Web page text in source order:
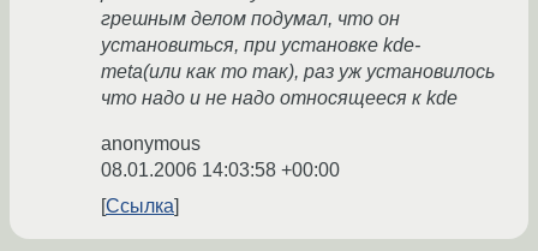
грешным делом подумал, что он
установиться, при установке kde-
meta(или как то так), раз уж установилось
что надо и не надо относящееся к kde
anonymous
08.01.2006 14:03:58 +00:00
Ссылка